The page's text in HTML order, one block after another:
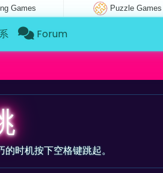
Games Puzzle Games
Forum
时机按下空格键跳起。